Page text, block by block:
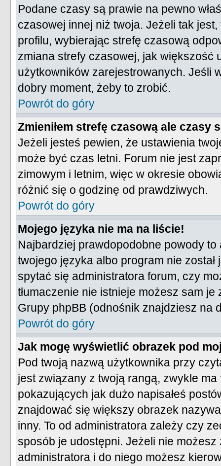
Podane czasy są prawie na pewno
czasowej innej niż twoja. Jeżeli tak
profilu, wybierając strefę czasową
zmiana strefy czasowej, jak większość
użytkowników zarejestrowanych. Jeśli
dobry moment, żeby to zrobić.
Powrót do góry
Zmieniłem strefę czasową ale czasy
Jeżeli jesteś pewien, że ustawienia
może być czas letni. Forum nie jest
zimowym i letnim, więc w okresie
różnić się o godzinę od prawdziwych.
Powrót do góry
Mojego języka nie ma na liście!
Najbardziej prawdopodobne powody
twojego języka albo program nie
spytać się administratora forum, czy
tłumaczenie nie istnieje możesz sam
Grupy phpBB (odnośnik znajdziesz na
Powrót do góry
Jak mogę wyświetlić obrazek pod
Pod twoją nazwą użytkownika przy
jest związany z twoją rangą, zwykle
pokazujących jak dużo napisałeś
znajdować się większy obrazek
inny. To od administratora zależy czy
sposób je udostępni. Jeżeli nie
administratora i do niego możesz